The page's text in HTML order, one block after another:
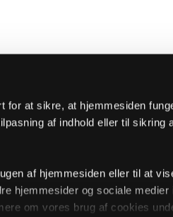
for at sikre, at hjemmesiden
af indhold eller til sikring
af hjemmesiden eller til at
hjemmesider og sociale medier
om vores brug af cookies